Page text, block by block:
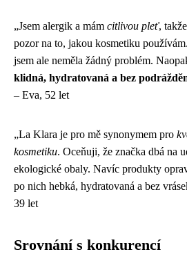
„Jsem alergik a mám citlivou pleť,
pozor na to, jakou kosmetiku
jsem ale neměla žádný problém.
klidná, hydratovaná a bez
– Eva, 52 let
„La Klara je pro mě synonymem pro
kosmetiku. Oceňuji, že značka dbá na
ekologické obaly. Navíc produkty
po nich hebká, hydratovaná a bez
39 let
Srovnání s konkurencí